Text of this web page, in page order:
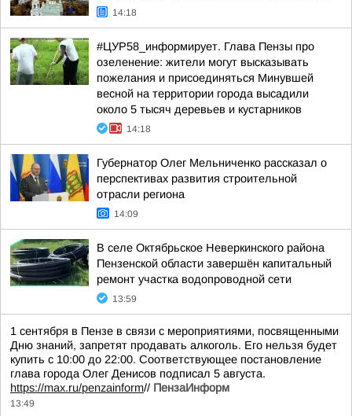
14:18
#ЦУР58_информирует. Глава Пензы про
озеленение: жители могут высказывать
пожелания и присоединяться Минувшей
весной на территории города высадили
около 5 тысяч деревьев и кустарников
14:18
Губернатор Олег Мельниченко рассказал о
перспективах развития строительной
отрасли региона
14:09
В селе Октябрьское Неверкинского района
Пензенской области завершён капитальный
ремонт участка водопроводной сети
13:59
1 сентября в Пензе в связи с мероприятиями, посвященными
Дню знаний, запретят продавать алкоголь. Его нельзя будет
купить с 10:00 до 22:00. Соответствующее постановление
глава города Олег Денисов подписал 5 августа.
https://max.ru/penzainform// ПензаИнформ
13:49